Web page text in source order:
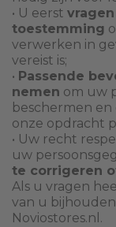
• U eerst
toestemming
verwerken in
vereist is;
• Passende
nemen om uw
beschermen en
onze opdracht
• Uw recht
uw
te corrigeren
Als u vragen
van u
Noviostores.nl.